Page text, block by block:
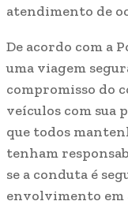
atendimento de
De acordo com a
uma viagem
compromisso do
veículos com sua
que todos
tenham
se a conduta é
envolvimento em